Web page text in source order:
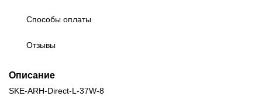
Способы оплаты
Отзывы
Описание
SKE-ARH-Direct-L-37W-8